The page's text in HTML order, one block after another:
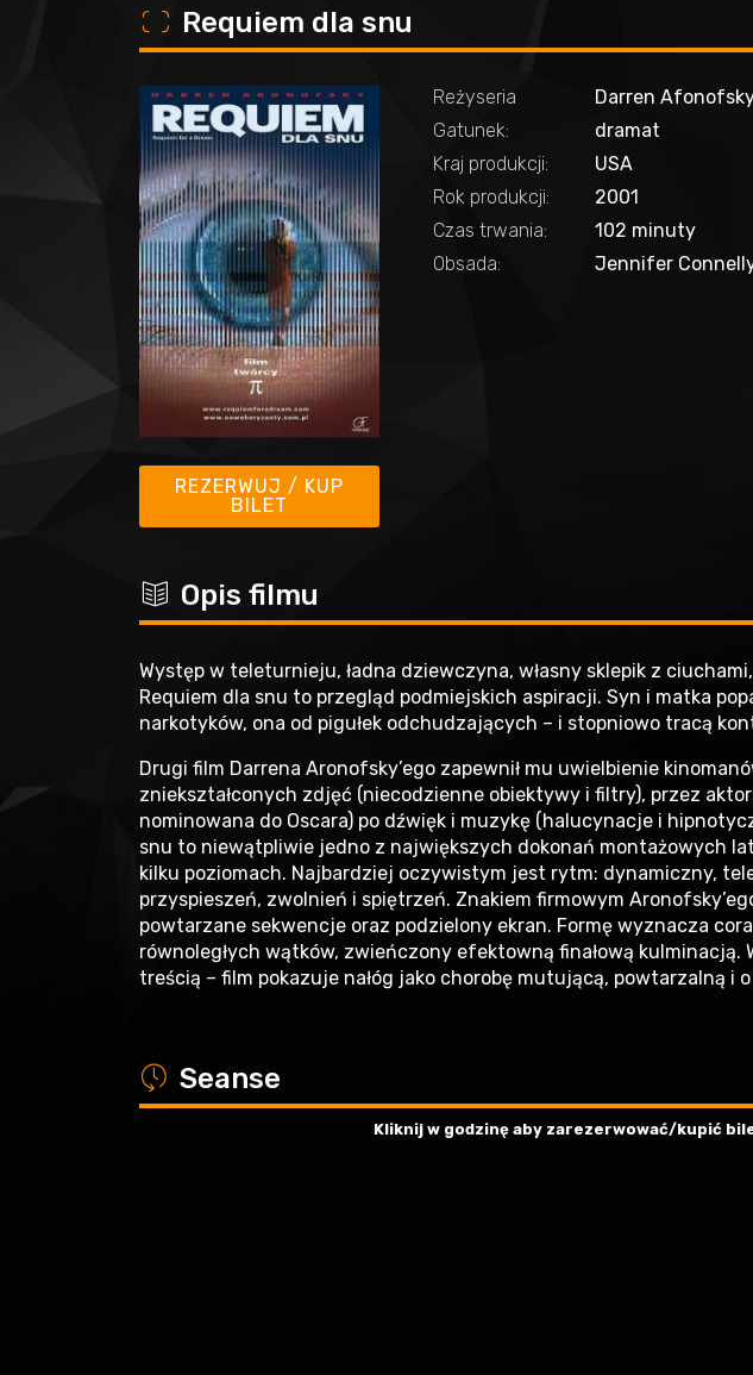
o Requiem dla snu
REZERWUJ / KUP
BILET
Reżyseria
Darren
Gatunek:
dramat
Kraj produkcji:
USA
Rok produkcji:
2001
Czas trwania:
102 minuty
Obsada:
Jennifer
c Opis filmu
Występ w teleturnieju, ładna dziewczyna, własny sklepik z
Requiem dla snu to przegląd podmiejskich aspiracji. Syn i matka
narkotyków, ona od pigułek odchudzających – i stopniowo tracą
Drugi film Darrena Aronofsky’ego zapewnił mu uwielbienie
zniekształconych zdjęć (niecodzienne obiektywy i filtry), przez
nominowana do Oscara) po dźwięk i muzykę (halucynacje i
snu to niewątpliwie jedno z największych dokonań montażowych
kilku poziomach. Najbardziej oczywistym jest rytm: dynamiczny,
przyspieszeń, zwolnień i spiętrzeń. Znakiem firmowym
powtarzane sekwencje oraz podzielony ekran. Formę wyznacza
równoległych wątków, zwieńczony efektowną finałową kulminacją.
treścią – film pokazuje nałóg jako chorobę mutującą, powtarzalną i
a Seanse
Kliknij w godzinę aby zarezerwować/kupić